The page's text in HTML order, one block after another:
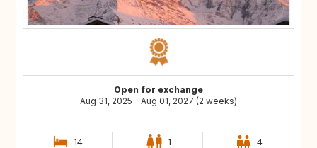
Open for exchange
Aug 31, 2025 - Aug 01, 2027 (2 weeks)
14 1 4